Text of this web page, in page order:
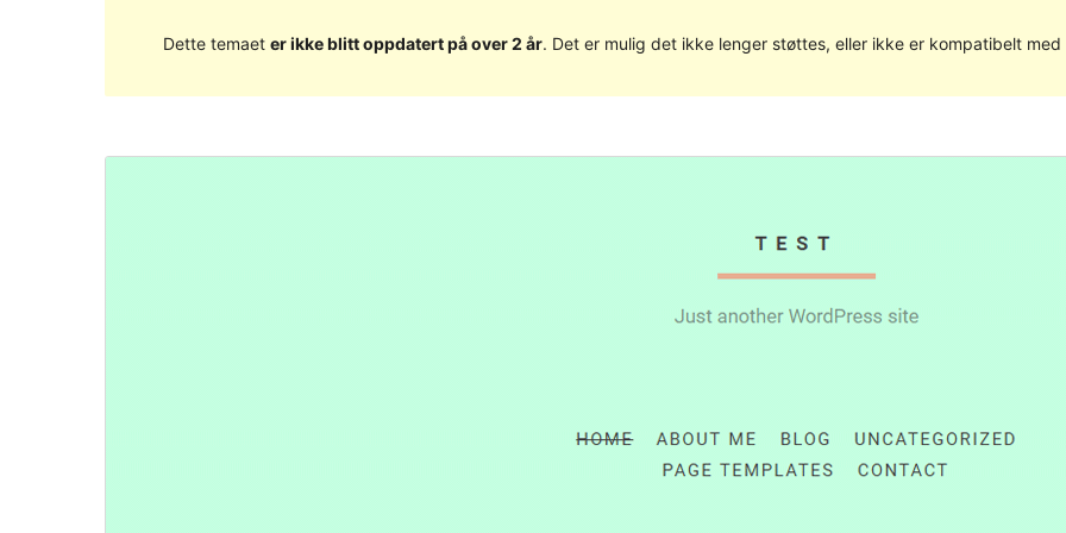
Dette temaet er ikke blitt oppdatert på over 2 år. Det er mulig det ikke lenger støttes, eller ikke er kompatibelt